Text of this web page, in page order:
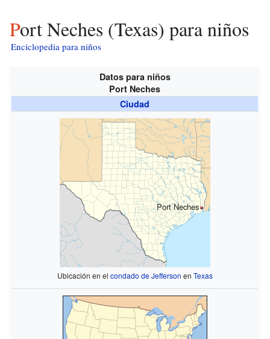
Port Neches (Texas) para niños
Enciclopedia para niños
Datos para niños
Port Neches
Ciudad
Port Neches
Ubicación en el condado de Jefferson en Texas